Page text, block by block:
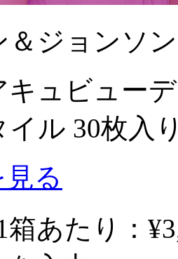
＆ジョンソン
キュビュー
イル 30枚入
る
1箱あたり：